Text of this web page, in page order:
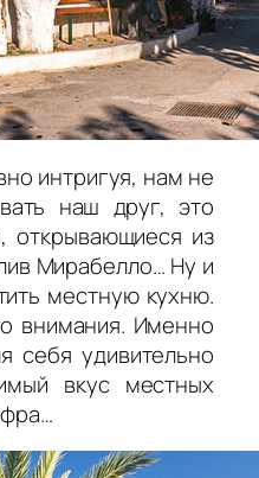
интригуя, нам не
наш друг, это
, открывающиеся из
Мирабелло… Ну и
местную кухню.
внимания. Именно
себя удивительно
вкус местных